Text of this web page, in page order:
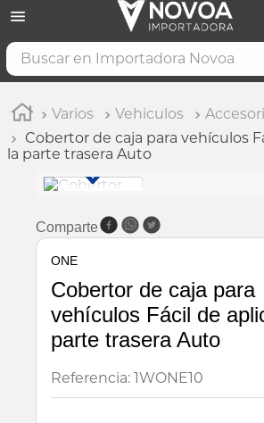
Buscar en Importadora Novoa
Varios Vehiculos
Cobertor de caja para vehículos
la parte trasera Auto
Comparte
ONE
Cobertor de caja para
vehículos Fácil de
parte trasera Auto
Referencia:1WONE10